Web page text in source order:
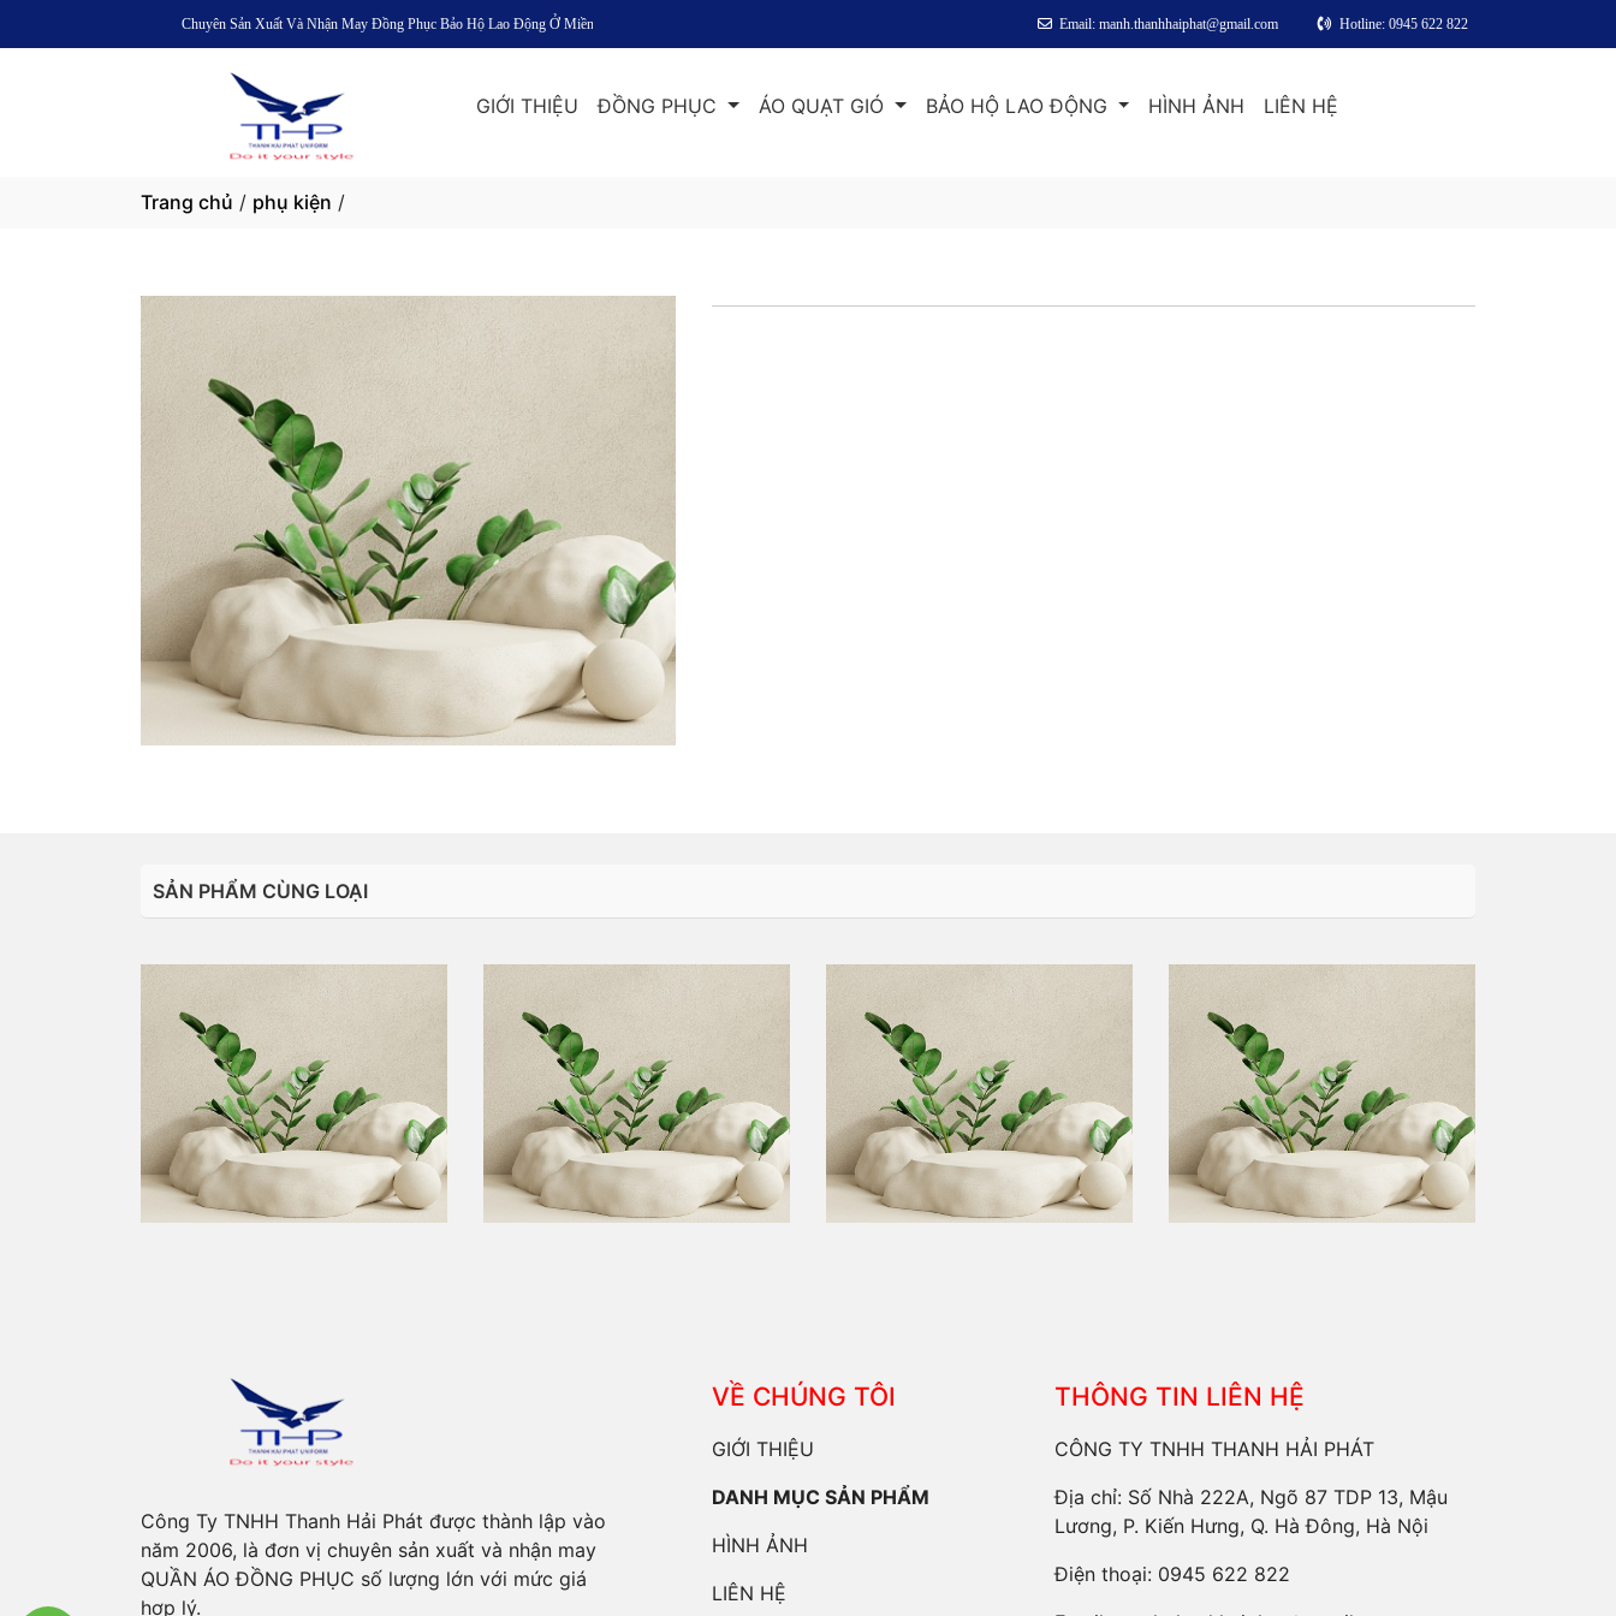
Chuyên Sản Xuất Và Nhận May Đồng Phục Bảo Hộ Lao Động Ở Miền Bắc Email: manh.thanhhaiphat@gmail.com Hotline: 0945 622 822
GIỚI THIỆU ĐỒNG PHỤC ÁO QUẠT GIÓ BẢO HỘ LAO ĐỘNG HÌNH ẢNH LIÊN HỆ
Trang chủ / phụ kiện /
SẢN PHẨM CÙNG LOẠI
Công Ty TNHH Thanh Hải Phát được thành lập vào
năm 2006, là đơn vị chuyên sản xuất và nhận may
QUẦN ÁO ĐỒNG PHỤC số lượng lớn với mức giá
hợp lý.
VỀ CHÚNG TÔI
GIỚI THIỆU
DANH MỤC SẢN PHẨM
HÌNH ẢNH
LIÊN HỆ
THÔNG TIN LIÊN HỆ
CÔNG TY TNHH THANH HẢI PHÁT
Địa chỉ: Số Nhà 222A, Ngõ 87 TDP 13, Mậu
Lương, P. Kiến Hưng, Q. Hà Đông, Hà Nội
Điện thoại: 0945 622 822